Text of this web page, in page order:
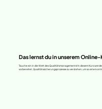
Das lernst du in unserem Online-
Tauche ein in die Welt des Qualitätsmanagements! In diesem Kurs
vorbereitet, Qualitätssicherungsprozesse zu verstehen, um so eine